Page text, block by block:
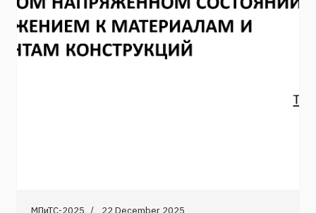
МПиТС-2025 22 December 2025